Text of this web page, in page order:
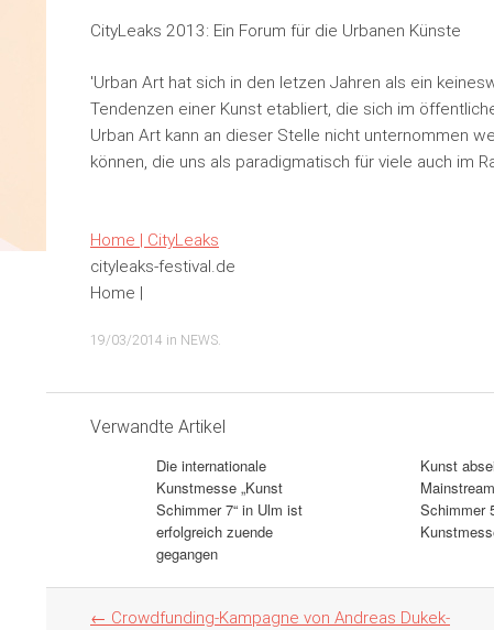
CityLeaks 2013: Ein Forum für die Urbanen Künste
'Urban Art hat sich in den letzen Jahren als ein
Tendenzen einer Kunst etabliert, die sich im
Urban Art kann an dieser Stelle nicht unternommen
können, die uns als paradigmatisch für viele auch im
Home | CityLeaks
cityleaks-festival.de
Home |
19/03/2014 in NEWS
Verwandte Artikel
Die internationale
Kunstmesse „Kunst
Schimmer 7“ in Ulm ist
erfolgreich zuende
gegangen
Kunst
Schimmer
Artikel
← Crowdfunding-Kampagne von Andreas Dukek-